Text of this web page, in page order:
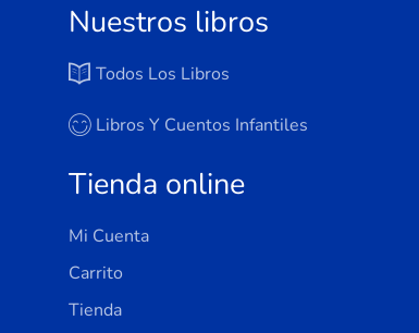
Nuestros libros
Todos Los Libros
Libros Y Cuentos Infantiles
Tienda online
Mi Cuenta
Carrito
Tienda